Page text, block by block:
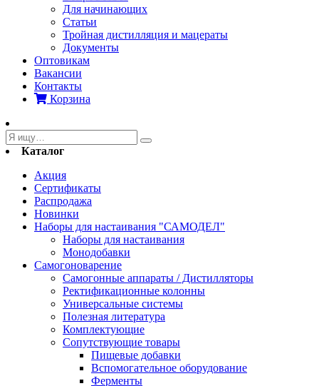
Для начинающих
Статьи
Тройная дистилляция и мацераты
Документы
Оптовикам
Вакансии
Контакты
Корзина
Каталог
Акция
Сертификаты
Распродажа
Новинки
Наборы для настаивания "САМОДЕЛ"
Наборы для настаивания
Монодобавки
Самогоноварение
Самогонные аппараты / Дистилляторы
Ректификационные колонны
Универсальные системы
Полезная литература
Комплектующие
Сопутствующие товары
Пищевые добавки
Вспомогательное оборудование
Ферменты